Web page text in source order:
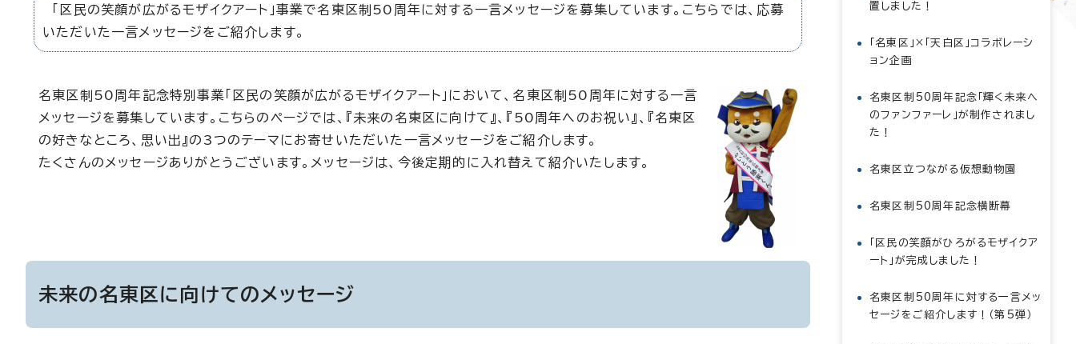
「区民の笑顔が広がるモザイクアート」事業で名東区制50周年に対する一言メッセージを募集しています。こちらでは、応募
いただいた一言メッセージをご紹介します。
名東区制50周年記念特別事業「区民の笑顔が広がるモザイクアート」において、名東区制50周年に対する一言
メッセージを募集しています。こちらのページでは、『未来の名東区に向けて』、『50周年へのお祝い』、『名東区
の好きなところ、思い出』の3つのテーマにお寄せいただいた一言メッセージをご紹介します。
たくさんのメッセージありがとうございます。メッセージは、今後定期的に入れ替えて紹介いたします。
未来の名東区に向けてのメッセージ
置しました！
「名東区」×「天白区」コラボレーシ
ョン企画
名東区制50周年記念「輝く未来へ
のファンファーレ」が制作されまし
た！
名東区立つながる仮想動物園
名東区制50周年記念横断幕
「区民の笑顔がひろがるモザイクア
ート」が完成しました！
名東区制50周年に対する一言メッ
セージをご紹介します！（第5弾）